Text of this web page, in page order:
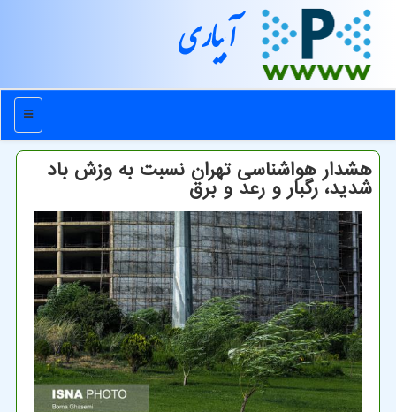
آبیاری
منو
هشدار هواشناسی تهران نسبت به وزش باد
شدید، رگبار و رعد و برق